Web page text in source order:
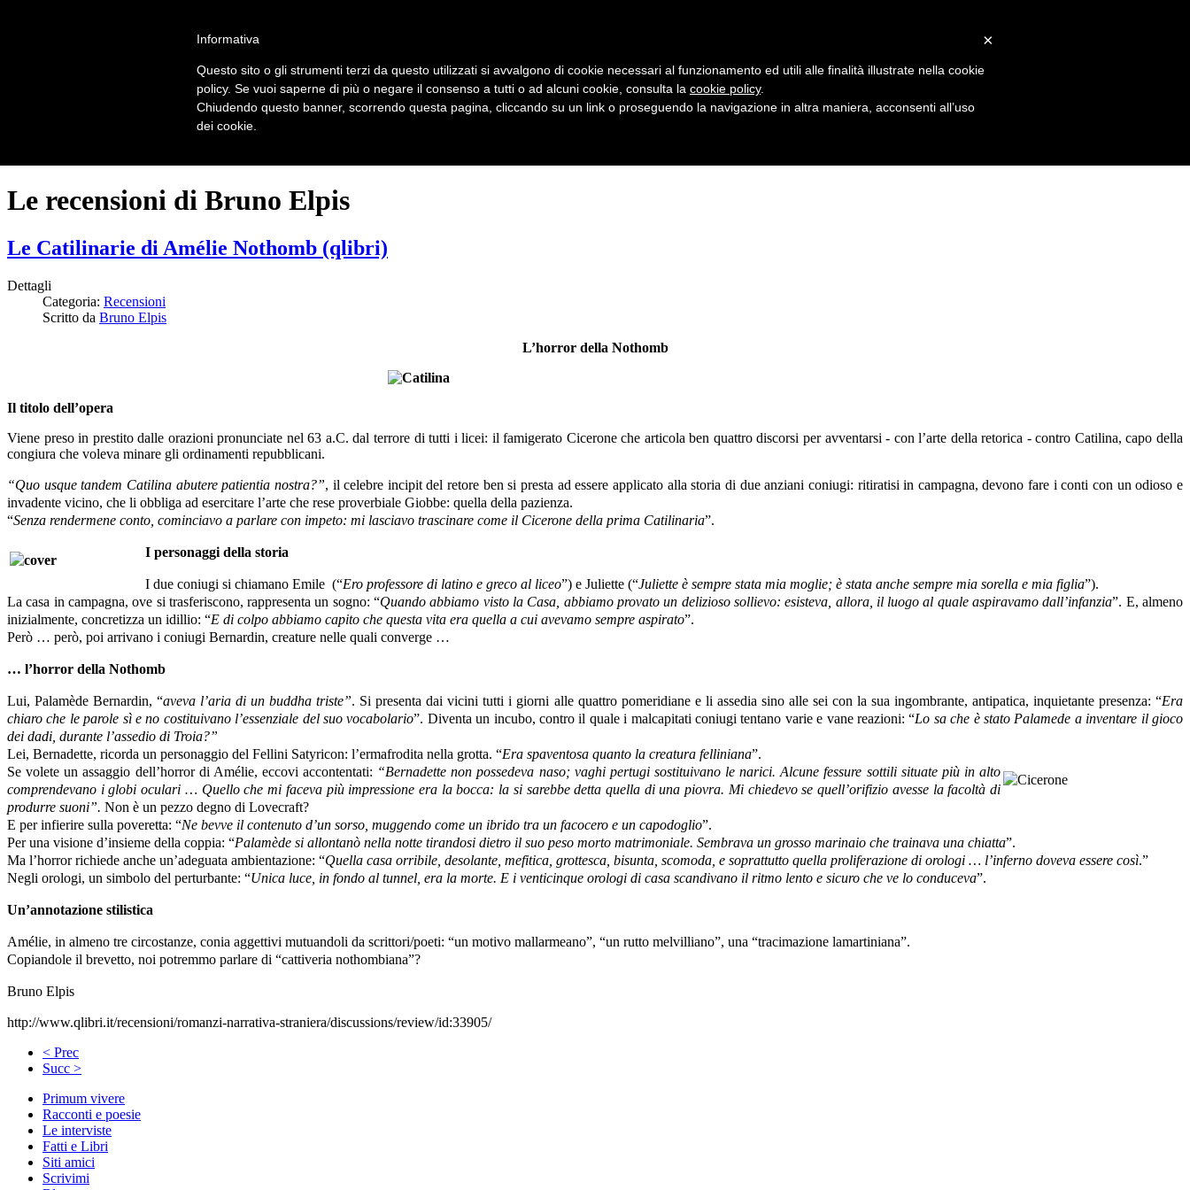
Il mistero dei massi avelli
Le recensioni di Bruno Elpis
Le Catilinarie di Amélie Nothomb (qlibri)
Dettagli
Categoria: Recensioni
Scritto da Bruno Elpis
L’horror della Nothomb
Il titolo dell’opera
Viene preso in prestito dalle orazioni pronunciate nel 63 a.C. dal terrore di tutti i licei: il famigerato Cicerone che articola ben quattro discorsi per avventarsi - con l’arte della retorica - contro Catilina, capo della
congiura che voleva minare gli ordinamenti repubblicani.
“Quo usque tandem Catilina abutere patientia nostra?”, il celebre incipit del retore ben si presta ad essere applicato alla storia di due anziani coniugi: ritiratisi in campagna, devono fare i conti con un odioso e
invadente vicino, che li obbliga ad esercitare l’arte che rese proverbiale Giobbe: quella della pazienza.
“Senza rendermene conto, cominciavo a parlare con impeto: mi lasciavo trascinare come il Cicerone della prima Catilinaria”.
I personaggi della storia
I due coniugi si chiamano Emile (“Ero professore di latino e greco al liceo”) e Juliette (“Juliette è sempre stata mia moglie; è stata anche sempre mia sorella e mia figlia”).
La casa in campagna, ove si trasferiscono, rappresenta un sogno: “Quando abbiamo visto la Casa, abbiamo provato un delizioso sollievo: esisteva, allora, il luogo al quale aspiravamo dall’infanzia”. E, almeno
inizialmente, concretizza un idillio: “E di colpo abbiamo capito che questa vita era quella a cui avevamo sempre aspirato”.
Però … però, poi arrivano i coniugi Bernardin, creature nelle quali converge …
… l’horror della Nothomb
Lui, Palamède Bernardin, “aveva l’aria di un buddha triste”. Si presenta dai vicini tutti i giorni alle quattro pomeridiane e li assedia sino alle sei con la sua ingombrante, antipatica, inquietante presenza: “Era
chiaro che le parole sì e no costituivano l’essenziale del suo vocabolario”. Diventa un incubo, contro il quale i malcapitati coniugi tentano varie e vane reazioni: “Lo sa che è stato Palamede a inventare il gioco
dei dadi, durante l’assedio di Troia?”
Lei, Bernadette, ricorda un personaggio del Fellini Satyricon: l’ermafrodita nella grotta. “Era spaventosa quanto la creatura felliniana”.
Se volete un assaggio dell’horror di Amélie, eccovi accontentati: “Bernadette non possedeva naso; vaghi pertugi sostituivano le narici. Alcune fessure sottili situate più in alto
comprendevano i globi oculari … Quello che mi faceva più impressione era la bocca: la si sarebbe detta quella di una piovra. Mi chiedevo se quell’orifizio avesse la facoltà di
produrre suoni”. Non è un pezzo degno di Lovecraft?
E per infierire sulla poveretta: “Ne bevve il contenuto d’un sorso, muggendo come un ibrido tra un facocero e un capodoglio”.
Per una visione d’insieme della coppia: “Palamède si allontanò nella notte tirandosi dietro il suo peso morto matrimoniale. Sembrava un grosso marinaio che trainava una chiatta”.
Ma l’horror richiede anche un’adeguata ambientazione: “Quella casa orribile, desolante, mefitica, grottesca, bisunta, scomoda, e soprattutto quella proliferazione di orologi … l’inferno doveva essere così.”
Negli orologi, un simbolo del perturbante: “Unica luce, in fondo al tunnel, era la morte. E i venticinque orologi di casa scandivano il ritmo lento e sicuro che ve lo conduceva”.
Un’annotazione stilistica
Amélie, in almeno tre circostanze, conia aggettivi mutuandoli da scrittori/poeti: “un motivo mallarmeano”, “un rutto melvilliano”, una “tracimazione lamartiniana”.
Copiandole il brevetto, noi potremmo parlare di “cattiveria nothombiana”?
Bruno Elpis
http://www.qlibri.it/recensioni/romanzi-narrativa-straniera/discussions/review/id:33905/
< Prec
Succ >
Primum vivere
Racconti e poesie
Le interviste
Fatti e Libri
Siti amici
Scrivimi
×
Informativa
Questo sito o gli strumenti terzi da questo utilizzati si avvalgono di cookie necessari al funzionamento ed utili alle finalità illustrate nella cookie
policy. Se vuoi saperne di più o negare il consenso a tutti o ad alcuni cookie, consulta la cookie policy.
Chiudendo questo banner, scorrendo questa pagina, cliccando su un link o proseguendo la navigazione in altra maniera, acconsenti all’uso
dei cookie.